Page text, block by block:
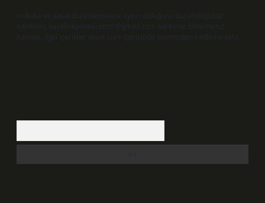
Hukuka ve yasal düzenlemelere aykırı olduğunu düşündüğünüz
içerikleri, backlinkpanelicomtr@gmail.com adresine bildirmeniz
halinde, ilgili içerikler yasal süre içerisinde sitemizden kaldırılacaktır.